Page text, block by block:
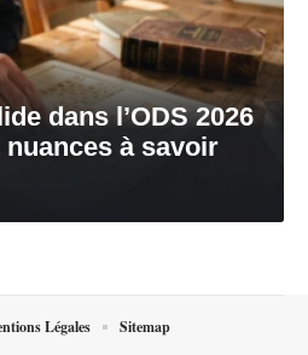
dans l’ODS 2026
à savoir
Légales Sitemap